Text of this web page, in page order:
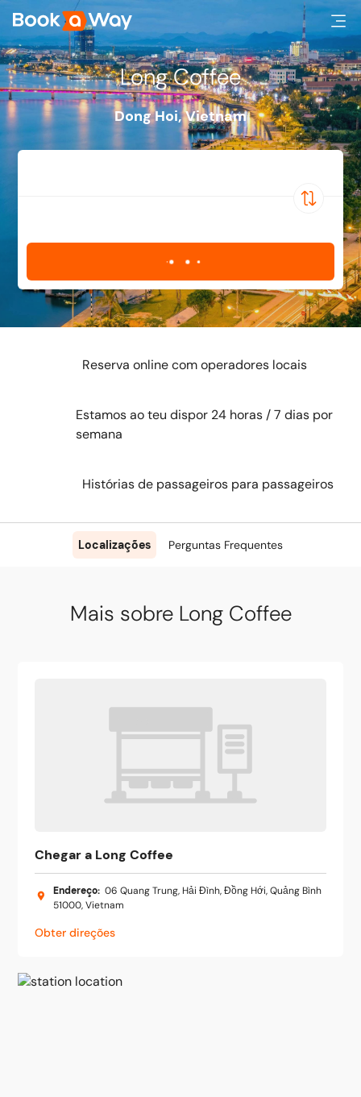
Long Coffee
Dong Hoi,Vietnam
Localizações Perguntas Frequentes
Reserva online com operadores locais
Estamos ao teu dispor 24 horas / 7 dias por
semana
Histórias de passageiros para passageiros
Mais sobre Long Coffee
Chegar a Long Coffee
Endereço: 06 Quang Trung, Hải Đình, Đồng Hới, Quảng Bình
51000, Vietnam
Obter direções